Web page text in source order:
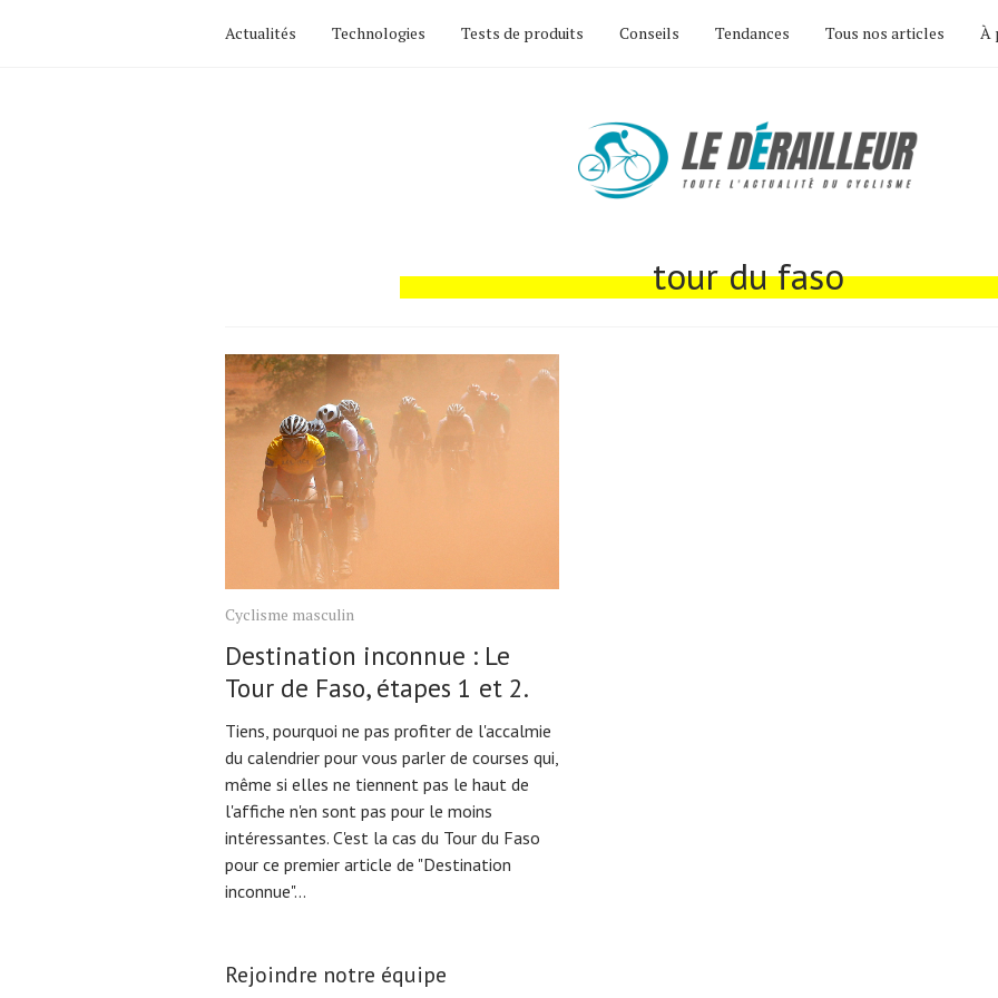
Actualités Technologies Tests de produits Conseils Tendances Tous nos articles À
tour du faso
Cyclisme masculin
Destination inconnue : Le
Tour de Faso, étapes 1 et 2.
Tiens, pourquoi ne pas profiter de l'accalmie
du calendrier pour vous parler de courses qui,
même si elles ne tiennent pas le haut de
l'affiche n'en sont pas pour le moins
intéressantes. C'est la cas du Tour du Faso
pour ce premier article de "Destination
inconnue"...
Rejoindre notre équipe